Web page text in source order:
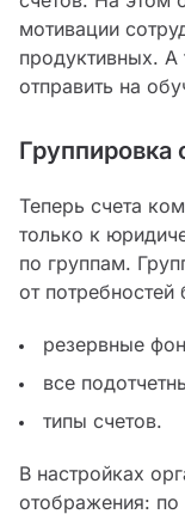
мотивации
продуктивных. А
отправить на
Группировка
Теперь счета
только к
по группам.
от
резервные
все
типы счетов.
В настройках
отображения: